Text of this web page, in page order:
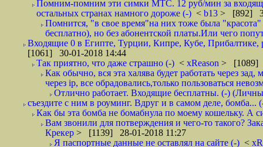
Помним-помним эти симки МТС. 12 руб/мин за
остальных странах намного дороже (-) < b13 > [892]
Помнится, "в свое время"на них тоже была
бесплатно), но без абонентской платы.Или чего
Входящие 0 в Египте, Турции, Кипре, Кубе,
[1061] 30-01-2018 14:44
Так приятно, что даже страшно (-) < xReason > [1089]
Как обычно, вся эта халява будет работать через
через ip, все обрадовались,только пользоваться
Отлично работает. Входящие бесплатны. (-)
съездите с ним в роуминг. Вдруг и в самом деле, бомба...
Как бы эта бомба не бомабнула по моему кошельку. А
Вам звонили для потверждения и чего-то такого?
Крекер > [1139] 28-01-2018 11:27
Я паспортные данные не оставлял на сайте (-) <